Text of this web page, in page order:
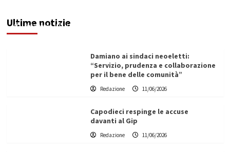
Ultime notizie
Redazione 11/06/2026
Damiano ai sindaci neoeletti:
“Servizio, prudenza e collaborazione
per il bene delle comunità”
Redazione 11/06/2026
Capodieci respinge le accuse
davanti al Gip
Redazione 11/06/2026